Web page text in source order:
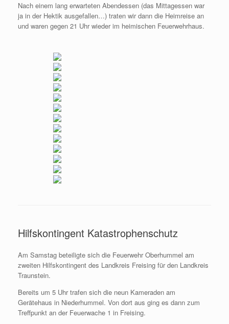
Nach einem lang erwarteten Abendessen (das Mittagessen war
ja in der Hektik ausgefallen…) traten wir dann die Heimreise an
und waren gegen 21 Uhr wieder im heimischen Feuerwehrhaus.
Hilfskontingent Katastrophenschutz
Am Samstag beteiligte sich die Feuerwehr Oberhummel am
zweiten Hilfskontingent des Landkreis Freising für den Landkreis
Traunstein.
Bereits um 5 Uhr trafen sich die neun Kameraden am
Gerätehaus in Niederhummel. Von dort aus ging es dann zum
Treffpunkt an der Feuerwache 1 in Freising.